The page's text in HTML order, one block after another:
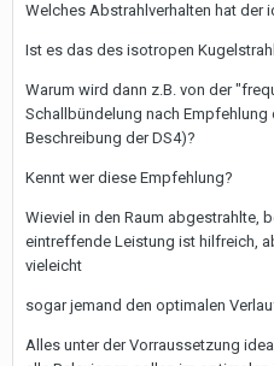
Welches Abstrahlverhalten hat der
Ist es das des isotropen
Warum wird dann z.B. von der
Schallbündelung nach
Beschreibung der DS4)?
Kennt wer diese Empfehlung?
Wieviel in den Raum abgestrahlte,
eintreffende Leistung ist hilfreich,
vieleicht
sogar jemand den optimalen
Alles unter der Vorraussetzung